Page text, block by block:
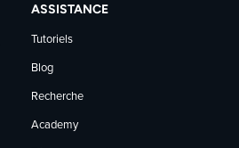
ASSISTANCE
Tutoriels
Blog
Recherche
Academy